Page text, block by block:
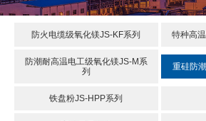
防火电缆级氧化镁JS-KF系列 特种高
防潮耐高温电工级氧化镁JS-M系
列
重硅防
铁盘粉JS-HPP系列